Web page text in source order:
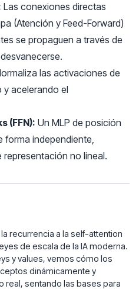
Las conexiones directas
(Atención y Feed-Forward)
se propaguen a través de
las activaciones de
y acelerando el
(FFN): Un MLP de posición
independiente,
no lineal.
recurrencia a la self-attention
de escala de la IA moderna.
y values, vemos cómo los
dinámicamente y
real, sentando las bases para